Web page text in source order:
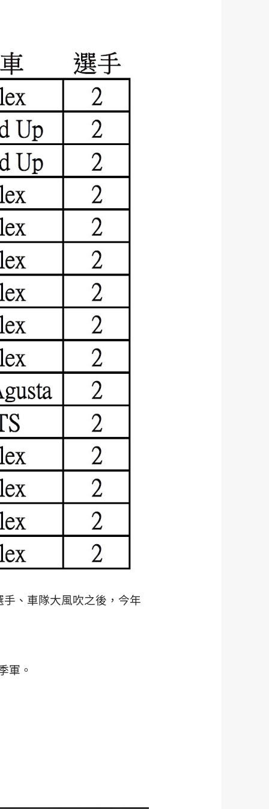
、車隊大風吹之後，今年
軍。